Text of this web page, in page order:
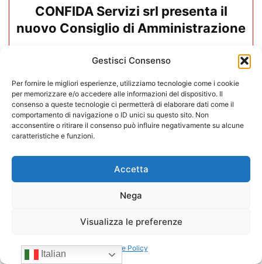
Gestisci Consenso
Per fornire le migliori esperienze, utilizziamo tecnologie come i cookie
per memorizzare e/o accedere alle informazioni del dispositivo. Il
consenso a queste tecnologie ci permetterà di elaborare dati come il
comportamento di navigazione o ID unici su questo sito. Non
acconsentire o ritirare il consenso può influire negativamente su alcune
caratteristiche e funzioni.
Accetta
Nega
Visualizza le preferenze
Cookie Policy
CONFIDA Servizi srl presenta il
nuovo Consiglio di Amministrazione
Mario Toniutti confermato Vice
Italian